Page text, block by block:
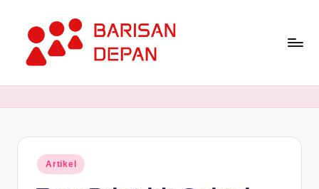
content
Terupdate
Posted
in
Artikel